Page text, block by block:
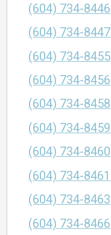
(604) 734-8446
(604) 734-8447
(604) 734-8455
(604) 734-8456
(604) 734-8458
(604) 734-8459
(604) 734-8460
(604) 734-8461
(604) 734-8463
(604) 734-8466